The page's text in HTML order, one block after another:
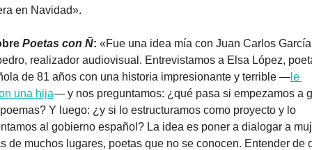
en Navidad».
Poetas con Ñ: «Fue una idea mía con Juan Carlos García
realizador audiovisual. Entrevistamos a Elsa López,
de 81 años con una historia impresionante y terrible —le
una hija— y nos preguntamos: ¿qué pasa si empezamos a
Y luego: ¿y si lo estructuramos como proyecto y lo
al gobierno español? La idea es poner a dialogar a
de muchos lugares, poetas que no se conocen. Entender de